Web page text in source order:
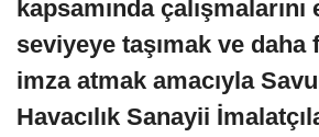
kapsamında çalışmalarını
seviyeye taşımak ve daha
imza atmak amacıyla
Havacılık Sanayii